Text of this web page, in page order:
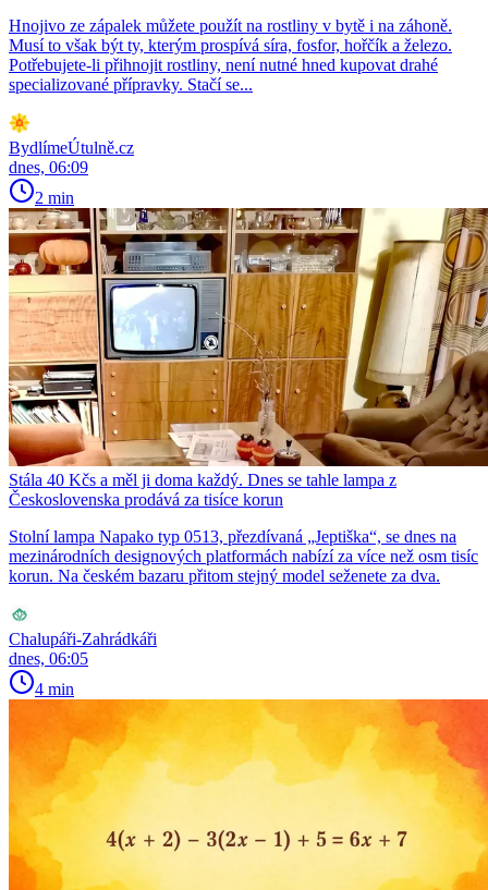
Hnojivo ze zápalek můžete použít na rostliny v bytě i na záhoně.
Musí to však být ty, kterým prospívá síra, fosfor, hořčík a železo.
Potřebujete-li přihnojit rostliny, není nutné hned kupovat drahé
specializované přípravky. Stačí se...
BydlímeÚtulně.cz
dnes, 06:09
2 min
Stála 40 Kčs a měl ji doma každý. Dnes se tahle lampa z
Československa prodává za tisíce korun
Stolní lampa Napako typ 0513, přezdívaná „Jeptiška“, se dnes na
mezinárodních designových platformách nabízí za více než osm tisíc
korun. Na českém bazaru přitom stejný model seženete za dva.
Chalupáři-Zahrádkáři
dnes, 06:05
4 min